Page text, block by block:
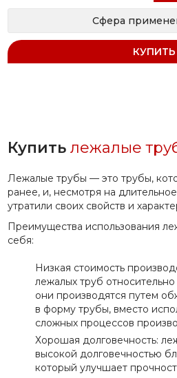
Сфера
КУПИТЬ
Купитьлежалые
Лежалые трубы — это трубы,
ранее, и, несмотря на
утратили своих свойств и
Преимущества использования
себя:
Низкая стоимость
лежалых труб
они производятся путем
в форму трубы, вместо
сложных процессов
Хорошая долговечность:
высокой долговечностью
который улучшает